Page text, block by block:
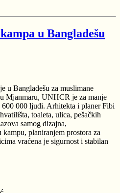
u Bangladešu
u Bangladešu za muslimane
Mjanmaru, UNHCR je za manje
600 000 ljudi. Arhitekta i planer Fibi
toaleta, ulica, pešačkih
samog dizajna,
planiranjem prostora za
vraćena je sigurnost i stabilan